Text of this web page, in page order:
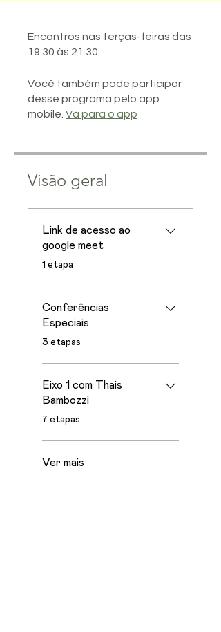
Encontros nas terças-feiras das
19:30 às 21:30
Você também pode participar
desse programa pelo app
mobile. Vá para o app
Visão geral
Link de acesso ao
google meet
.1 etapa
Conferências
Especiais
.3 etapas
Eixo 1 com Thais
Bambozzi
.7 etapas
Ver mais